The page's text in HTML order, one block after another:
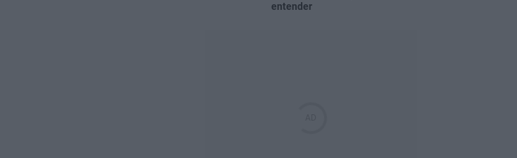
entender